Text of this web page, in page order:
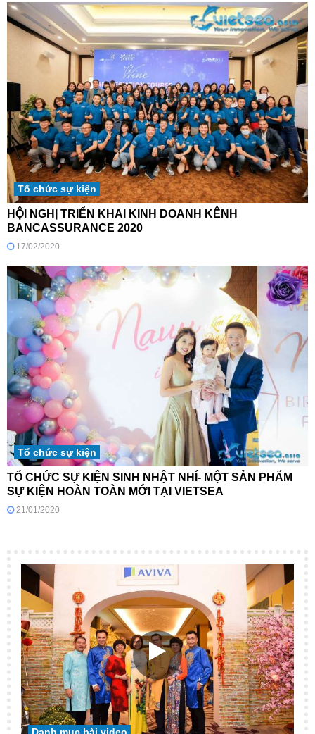
Tổ chức sự kiện
HỘI NGHỊ TRIỂN KHAI KINH DOANH KÊNH
BANCASSURANCE 2020
17/02/2020
Tổ chức sự kiện
TỔ CHỨC SỰ KIỆN SINH NHẬT NHÍ- MỘT SẢN PHẨM
SỰ KIỆN HOÀN TOÀN MỚI TẠI VIETSEA
21/01/2020
Danh mục bài video